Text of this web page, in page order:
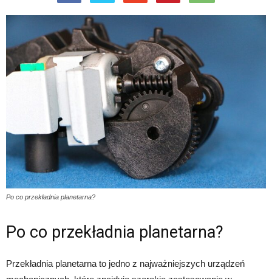
Po co przekładnia planetarna?
Po co przekładnia planetarna?
Przekładnia planetarna to jedno z najważniejszych urządzeń